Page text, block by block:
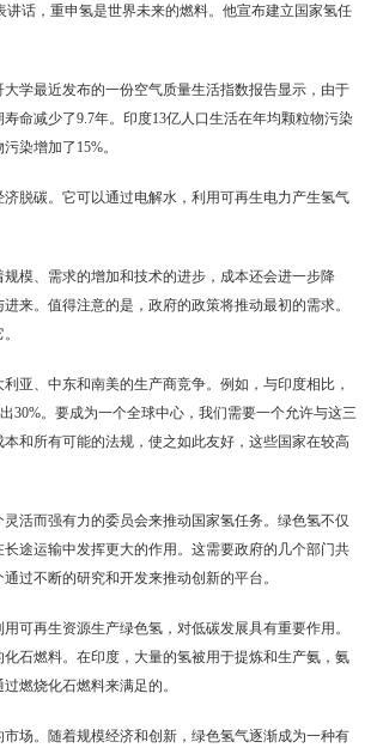
话，重申氢是世界未来的燃料。他宣布建立国家氢任
学最近发布的一份空气质量生活指数报告显示，由于
命减少了9.7年。印度13亿人口生活在年均颗粒物污染
染增加了15%。
脱碳。它可以通过电解水，利用可再生电力产生氢气
模、需求的增加和技术的进步，成本还会进一步降
来。值得注意的是，政府的政策将推动最初的需求。
亚、中东和南美的生产商竞争。例如，与印度相比，
30%。要成为一个全球中心，我们需要一个允许与这三
和所有可能的法规，使之如此友好，这些国家在较高
活而强有力的委员会来推动国家氢任务。绿色氢不仅
途运输中发挥更大的作用。这需要政府的几个部门共
过不断的研究和开发来推动创新的平台。
可再生资源生产绿色氢，对低碳发展具有重要作用。
石燃料。在印度，大量的氢被用于提炼和生产氨，氨
燃烧化石燃料来满足的。
场。随着规模经济和创新，绿色氢气逐渐成为一种有